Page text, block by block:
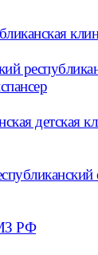
детская
РФ